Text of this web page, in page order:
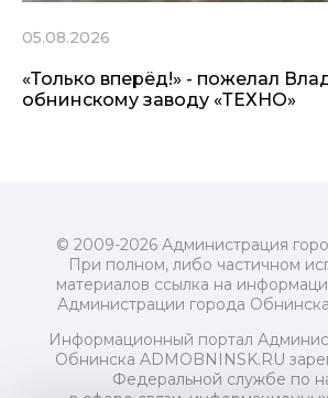
05.08.2026
«Только вперёд!» - пожелал
обнинскому заводу «ТЕХНО»
© 2009-2026 Администрация
При полном, либо частичном
материалов ссылка на
Администрации города Обнинска
Информационный портал
Обнинска ADMOBNINSK.RU
Федеральной службе по